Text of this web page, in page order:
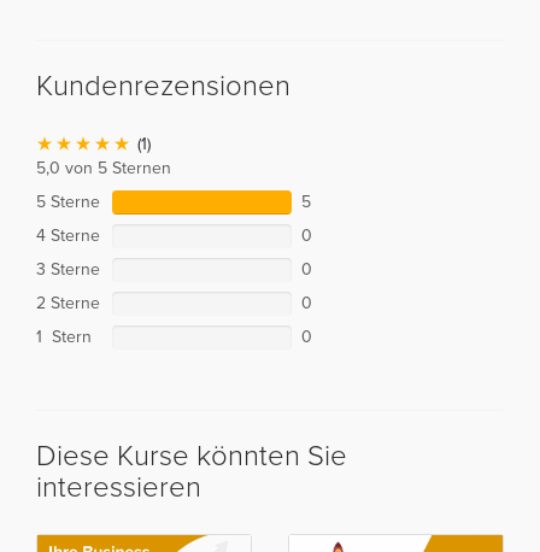
Kundenrezensionen
(1)
5,0 von 5 Sternen
5 Sterne
5
4 Sterne
0
3 Sterne
0
2 Sterne
0
1 Stern
0
Diese Kurse könnten Sie
interessieren